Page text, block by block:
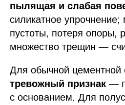
пылящая и слабая
силикатное
пустоты, потеря опоры,
множество трещин —
Для обычной цементной
тревожный признак —
с основанием. Для